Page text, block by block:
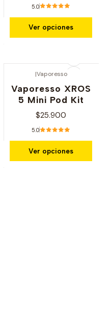
5.0
Ver opciones
|Vaporesso
Vaporesso XROS
5 Mini Pod Kit
$25.900
5.0
Ver opciones